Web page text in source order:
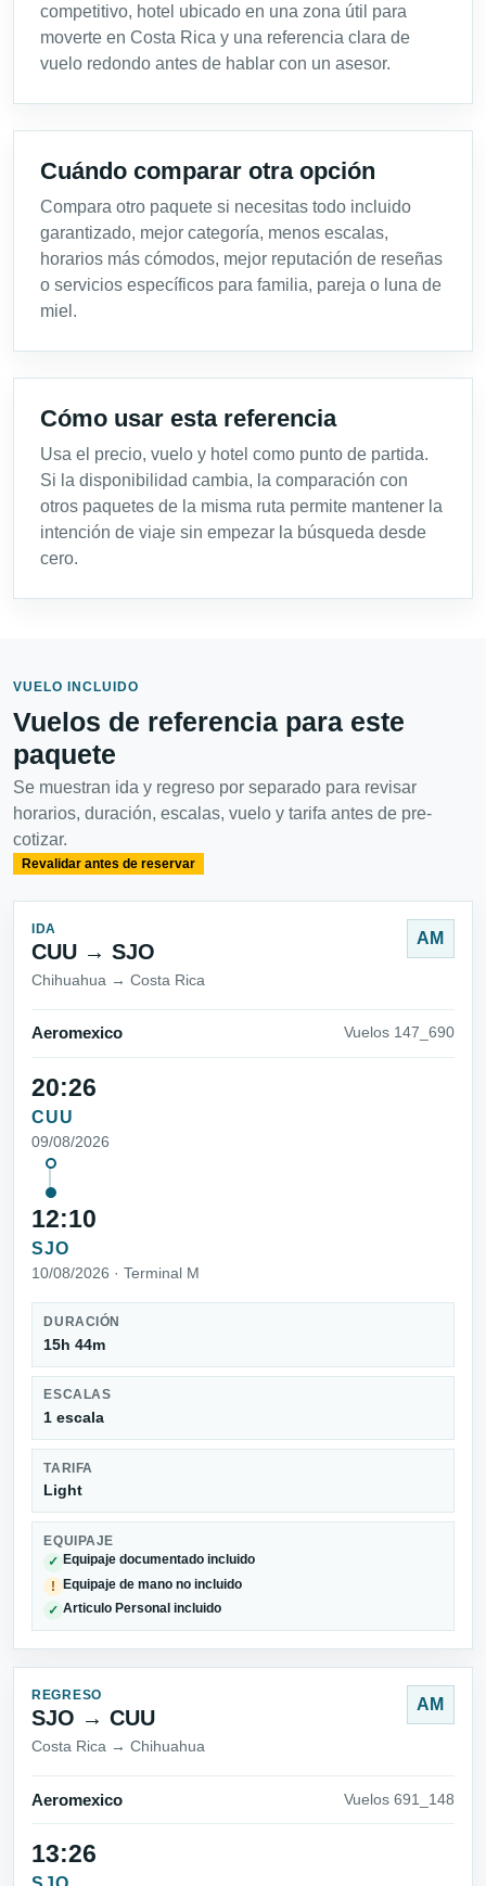
competitivo, hotel ubicado en una zona útil para
moverte en Costa Rica y una referencia clara de
vuelo redondo antes de hablar con un asesor.
Cuándo comparar otra opción
Compara otro paquete si necesitas todo incluido
garantizado, mejor categoría, menos escalas,
horarios más cómodos, mejor reputación de reseñas
o servicios específicos para familia, pareja o luna de
miel.
Cómo usar esta referencia
Usa el precio, vuelo y hotel como punto de partida.
Si la disponibilidad cambia, la comparación con
otros paquetes de la misma ruta permite mantener la
intención de viaje sin empezar la búsqueda desde
cero.
VUELO INCLUIDO
Vuelos de referencia para este
paquete
Se muestran ida y regreso por separado para revisar
horarios, duración, escalas, vuelo y tarifa antes de pre-
cotizar.
Revalidar antes de reservar
IDA
CUU → SJO
Chihuahua → Costa Rica
AM
Aeromexico Vuelos 147_690
20:26
CUU
09/08/2026
12:10
SJO
10/08/2026 · Terminal M
DURACIÓN
15h 44m
ESCALAS
1 escala
TARIFA
Light
EQUIPAJE
✓ Equipaje documentado incluido
! Equipaje de mano no incluido
✓ Articulo Personal incluido
REGRESO
SJO → CUU
Costa Rica → Chihuahua
AM
Aeromexico Vuelos 691_148
13:26